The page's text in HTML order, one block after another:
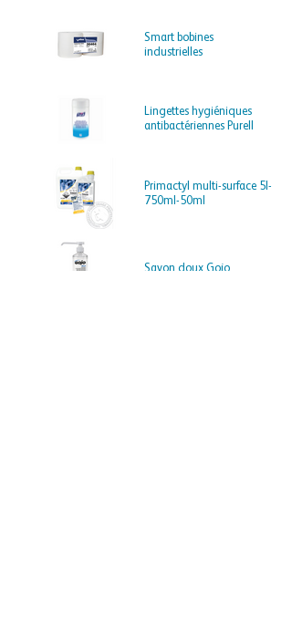
Smart bobines
industrielles
Lingettes hygiéniques
antibactériennes Purell
Primactyl multi-surface 5l-
750ml-50ml
Savon doux Gojo